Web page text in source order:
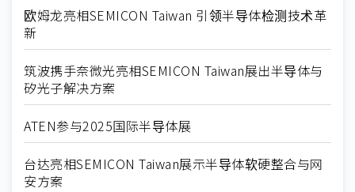
欧姆龙亮相SEMICON Taiwan 引领半导体检测技术革
新
筑波携手奈微光亮相SEMICON Taiwan展出半导体与
矽光子解决方案
ATEN参与2025国际半导体展
台达亮相SEMICON Taiwan展示半导体软硬整合与网
安方案